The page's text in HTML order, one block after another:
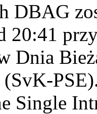
DBAG
20:41
Dnia
Single